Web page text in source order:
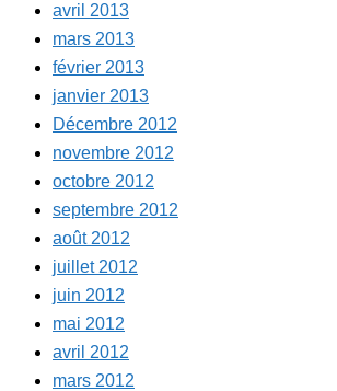
avril 2013
mars 2013
février 2013
janvier 2013
Décembre 2012
novembre 2012
octobre 2012
septembre 2012
août 2012
juillet 2012
juin 2012
mai 2012
avril 2012
mars 2012